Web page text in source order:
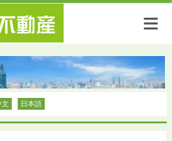
≡
文 日本語